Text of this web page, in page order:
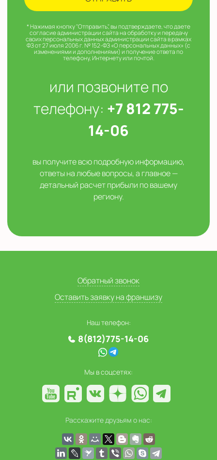
* Нажимая кнопку "Отправить", вы подтверждаете, что даете
согласие администрации сайта на обработку и передачу
своих персональных данных администрации сайта в рамках
ФЗ от 27 июля 2006 г. № 152-ФЗ «О персональных данных» (с
изменениями и дополнениями) и получение ответа по
телефону, Интернету или почтой.
или позвоните по
телефону: +7 812 775-
14-06
вы получите всю подробную информацию,
ответы на любые вопросы, а главное —
детальный расчет прибыли по вашему
региону.
Обратный звонок
Оставить заявку на франшизу
Наш телефон:
8(812)775-14-06
Мы в соцсетях:
Расскажите друзьям о нас: